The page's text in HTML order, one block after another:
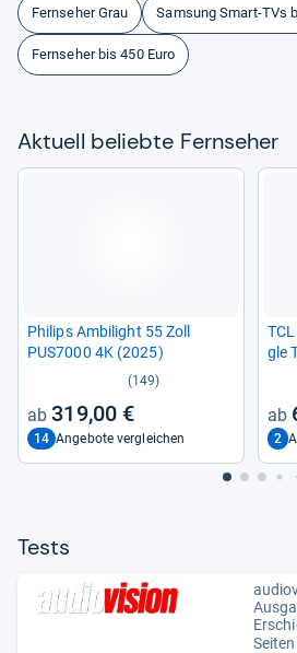
Fernseher Grau Samsung Smart-TVs
Fernseher bis 450 Euro
Aktu­ell beliebte Fern­se­her
Phi­lips Ambi­light 55 Zoll
PUS7000 4K (2025)
(149)
319,00 €
14 Angebote vergleichen
gle
2
Tests